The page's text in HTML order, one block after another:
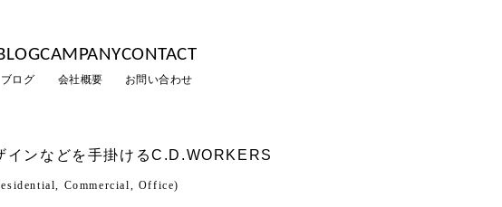
ブログ
CAMPANY
会社概要
CONTACT
お問い合わせ
インなどを手掛けるC.D.WORKERS
Commercial, Office)